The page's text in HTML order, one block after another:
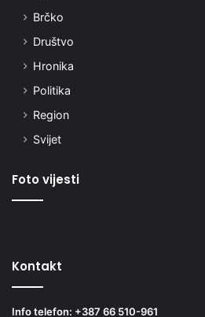
Brčko
Društvo
Hronika
Politika
Region
Svijet
Foto vijesti
Kontakt
Info telefon: +387 66 510-961